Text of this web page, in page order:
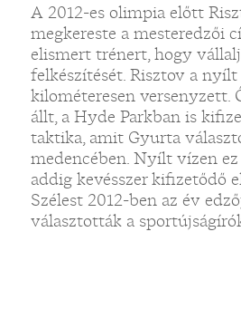
A 2012-es olimpia előtt
megkereste a mesteredzői
elismert trénert, hogy
felkészítését. Risztov a
kilométeresen versenyzett.
állt, a Hyde Parkban is
taktika, amit Gyurta
medencében. Nyílt vízen
addig kevésszer kifizetődő
Szélest 2012-ben az év
választották a